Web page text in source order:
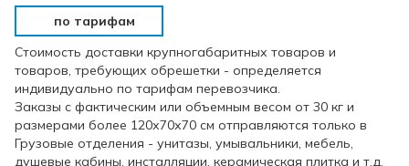
по тарифам
Стоимость доставки крупногабаритных товаров и
товаров, требующих обрешетки - определяется
индивидуально по тарифам перевозчика.
Заказы с фактическим или объемным весом от 30 кг и
размерами более 120х70х70 см отправляются только в
Грузовые отделения - унитазы, умывальники, мебель,
душевые кабины, инсталляции, керамическая плитка и т.д.